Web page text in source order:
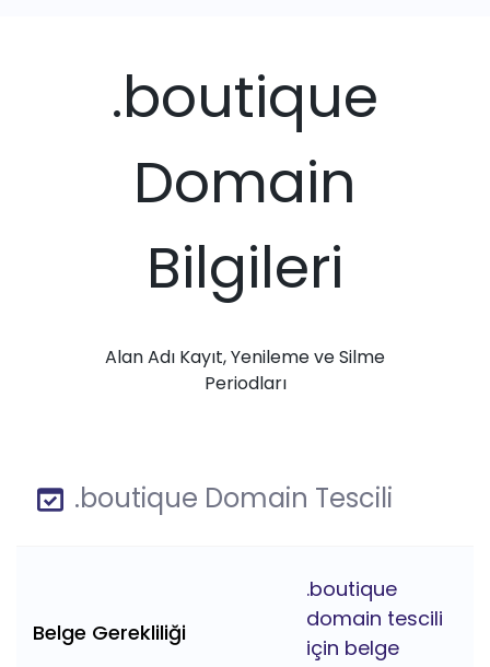
.boutique
Domain
Bilgileri
Alan Adı Kayıt, Yenileme ve Silme
Periodları
.boutique Domain Tescili
Belge Gerekliliği
.boutique
domain tescili
için belge